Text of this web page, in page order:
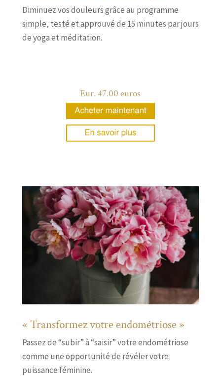
Diminuez vos douleurs grâce au programme
simple, testé et approuvé de 15 minutes par jours
de yoga et méditation.
Eur. 47.00 euros
« Transformez votre endométriose »
Passez de “subir” à “saisir” votre endométriose
comme une opportunité de révéler votre
puissance féminine.